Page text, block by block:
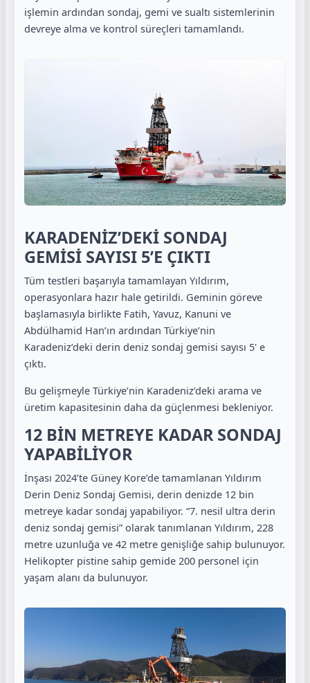
işlemin ardından sondaj, gemi ve sualtı sistemlerinin
devreye alma ve kontrol süreçleri tamamlandı.
KARADENİZ’DEKİ SONDAJ
GEMİSİ SAYISI 5’E ÇIKTI
Tüm testleri başarıyla tamamlayan Yıldırım,
operasyonlara hazır hale getirildi. Geminin göreve
başlamasıyla birlikte Fatih, Yavuz, Kanuni ve
Abdülhamid Han’ın ardından Türkiye’nin
Karadeniz’deki derin deniz sondaj gemisi sayısı 5' e
çıktı.
Bu gelişmeyle Türkiye’nin Karadeniz’deki arama ve
üretim kapasitesinin daha da güçlenmesi bekleniyor.
12 BİN METREYE KADAR SONDAJ
YAPABİLİYOR
İnşası 2024’te Güney Kore’de tamamlanan Yıldırım
Derin Deniz Sondaj Gemisi, derin denizde 12 bin
metreye kadar sondaj yapabiliyor. “7. nesil ultra derin
deniz sondaj gemisi” olarak tanımlanan Yıldırım, 228
metre uzunluğa ve 42 metre genişliğe sahip bulunuyor.
Helikopter pistine sahip gemide 200 personel için
yaşam alanı da bulunuyor.